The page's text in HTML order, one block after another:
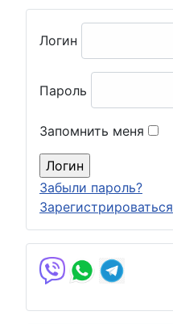
Логин
Пароль
Запомнить меня
Забыли пароль?
Зарегистрироваться